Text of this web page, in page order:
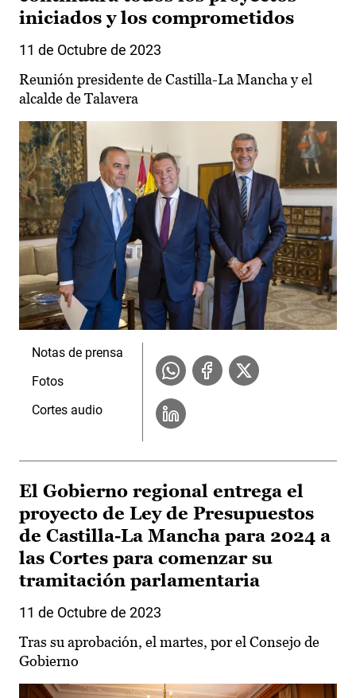
iniciados y los comprometidos
11 de Octubre de 2023
Reunión presidente de Castilla-La Mancha y el
alcalde de Talavera
Notas de prensa
Fotos
Cortes audio
El Gobierno regional entrega el
proyecto de Ley de Presupuestos
de Castilla-La Mancha para 2024 a
las Cortes para comenzar su
tramitación parlamentaria
11 de Octubre de 2023
Tras su aprobación, el martes, por el Consejo de
Gobierno